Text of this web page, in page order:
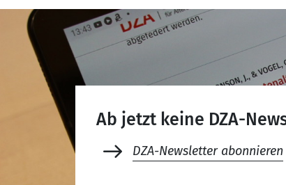
Ab jetzt keine DZA-
DZA-Newsletter abonnieren